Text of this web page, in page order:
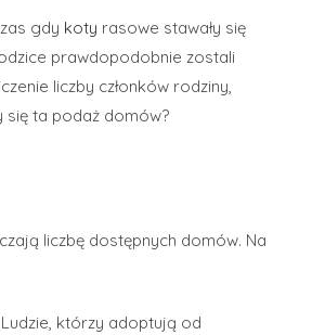
gdy koty rasowe stawały się
prawdopodobnie zostali
liczby członków rodziny,
się ta podaż domów?
liczbę dostępnych domów. Na
Ludzie, którzy adoptują od